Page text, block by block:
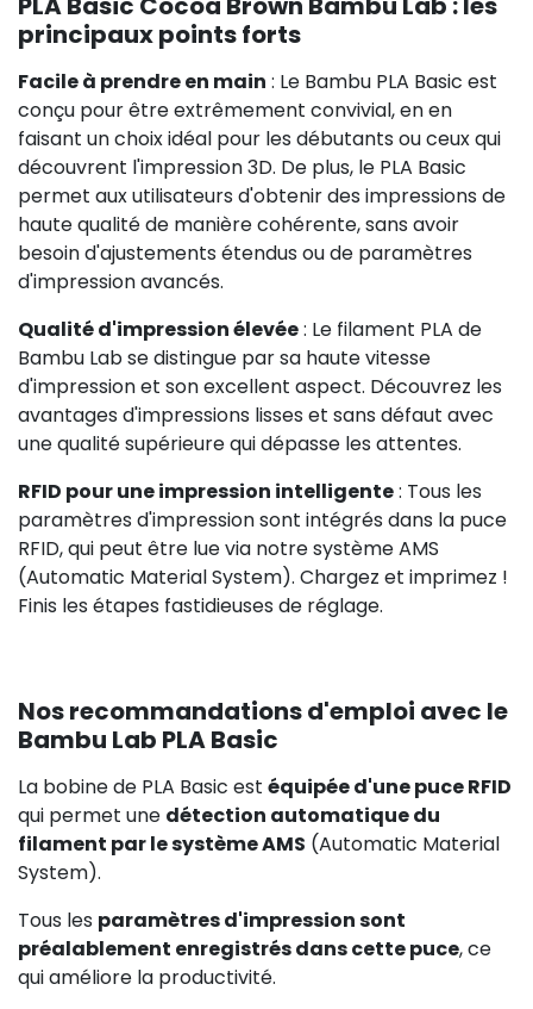
principaux points forts
Facile à prendre en main : Le Bambu PLA Basic est
conçu pour être extrêmement convivial, en en
faisant un choix idéal pour les débutants ou ceux qui
découvrent l'impression 3D. De plus, le PLA Basic
permet aux utilisateurs d'obtenir des impressions de
haute qualité de manière cohérente, sans avoir
besoin d'ajustements étendus ou de paramètres
d'impression avancés.
Qualité d'impression élevée: Le filament PLA de
Bambu Lab se distingue par sa haute vitesse
d'impression et son excellent aspect. Découvrez les
avantages d'impressions lisses et sans défaut avec
une qualité supérieure qui dépasse les attentes.
RFID pour une impression intelligente: Tous les
paramètres d'impression sont intégrés dans la puce
RFID, qui peut être lue via notre système AMS
(Automatic Material System). Chargez et imprimez !
Finis les étapes fastidieuses de réglage.
Nos recommandations d'emploi avec le
Bambu Lab PLA Basic
La bobine de PLA Basic est équipée d'une puce RFID
qui permet une détection automatique du
filament par le système AMS (Automatic Material
System).
Tous les paramètres d'impression sont
préalablement enregistrés dans cette puce, ce
qui améliore la productivité.